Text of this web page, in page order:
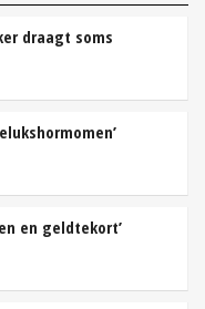
draagt soms
en geldtekort’